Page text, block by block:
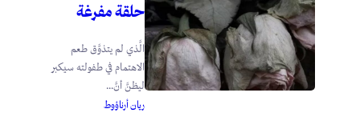
حلقة مفرغة
الَّذي لم يتذوَّق طعم
الاهتمام في طفولته سيكبر
ليظنَّ أنَّ...
ريان أرناؤوط